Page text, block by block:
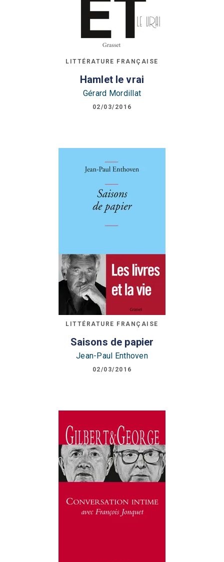
LITTÉRATURE FRANÇAISE
Hamlet le vrai
Gérard Mordillat
02/03/2016
LITTÉRATURE FRANÇAISE
Saisons de papier
Jean-Paul Enthoven
02/03/2016